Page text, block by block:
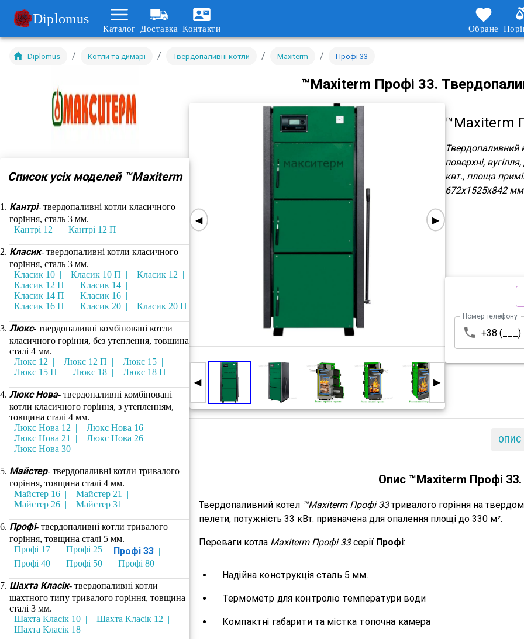
Diplomus
Каталог Доставка Контакти Обране
Diplomus / Котли та димарі / Твердопаливні котли / Maxiterm / Профі 33
Список усіх моделей ™Maxiterm
Кантрі- твердопаливні котли класичного
горіння, сталь 3 мм.
Кантрі 12
Кантрі 12 П
Класик- твердопаливні котли класичного
горіння, сталь 3 мм.
Класик 10
Класик 10 П
Класик 12
Класик 12 П
Класик 14
Класик 14 П
Класик 16
Класик 16 П
Класик 20 Класик 20 П
Люкс- твердопаливні комбіновані котли
класичного горіння, без утеплення, товщина
сталі 4 мм.
Люкс 12
Люкс 12 П
Люкс 15
Люкс 15 П
Люкс 18 Люкс 18 П
Люкс Нова- твердопаливні комбіновані
котли класичного горіння, з утепленням,
товщина сталі 4 мм.
Люкс Нова 12
Люкс Нова 16
Люкс Нова 21
Люкс Нова 26
Люкс Нова 30
Майстер- твердопаливні котли тривалого
горіння, товщина сталі 4 мм.
Майстер 16
Майстер 21
Майстер 26
Майстер 31
Профі- твердопаливні котли тривалого
горіння, товщина сталі 5 мм.
Профі 17
Профі 25 Профі 33
Профі 40 Профі 50 Профі 80
Шахта Класік- твердопаливні котли
шахтного типу тривалого горіння, товщина
сталі 3 мм.
Шахта Класік 10
Шахта Класік 12
Шахта Класік 18
™Maxiterm Профі 33.
◀ ▶
◀ ▶
™Maxiterm
Твердопаливний
поверхні,
квт., площа
672x1525x842
Номер телефону
ОПИС
Опис ™Maxiterm Профі 33.
Твердопаливний котел ™Maxiterm Профі 33тривалого горіння на
пелети, потужність 33 кВт. призначена для опалення площі до 330 м².
Переваги котла Maxiterm Профі 33серії Профі:
Надійна конструкція сталь 5 мм.
Термометр для контролю температури води
Компактні габарити та містка топочна камера